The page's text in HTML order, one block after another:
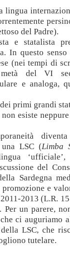
lingua
del Padre).
e statalista
In questo
(nei tempi di
del VI
e analoga,
primi grandi
esiste
LSC (Limba
‘ufficiale’,
del
Sardegna
e
2013 (L.R.
Per un parere,
ci auguriamo
LSC, che
tutelare.